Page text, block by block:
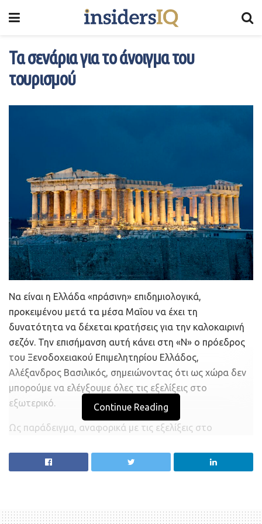
Τα σενάρια για το άνοιγμα του
τουρισμού
Να είναι η Ελλάδα «πράσινη» επιδημιολογικά,
προκειμένου μετά τα μέσα Μαΐου να έχει τη
δυνατότητα να δέχεται κρατήσεις για την καλοκαιρινή
σεζόν. Την επισήμανση αυτή κάνει στη «Ν» ο πρόεδρος
του Ξενοδοχειακού Επιμελητηρίου Ελλάδος,
Αλέξανδρος Βασιλικός, σημειώνοντας ότι ως χώρα δεν
μπορούμε να ελέγξουμε όλες τις εξελίξεις στο
εξωτερικό.
Ως παράδειγμα, αναφορικά με τις εξελίξεις στο
φέρνει τον Βρετανό πρωθυπουργό Μπόρις Τζόνσον, ο
οποίος θέλει να αφήσει ανοιχτό το ενδεχόμενο να
Continue Reading